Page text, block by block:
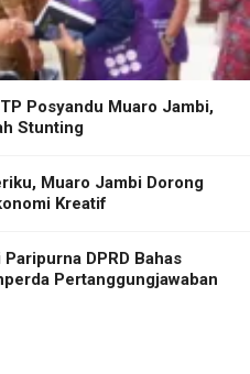
Posyandu Muaro Jambi,
Stunting
Muaro Jambi Dorong
Kreatif
DPRD Bahas
Pertanggungjawaban